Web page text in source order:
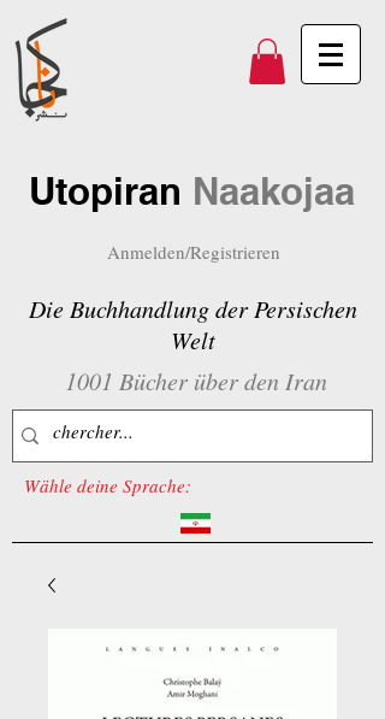
Utopiran Naakojaa
Anmelden/Registrieren
Die Buchhandlung der Persischen
Welt
1001 Bücher über den Iran
Wähle deine Sprache: